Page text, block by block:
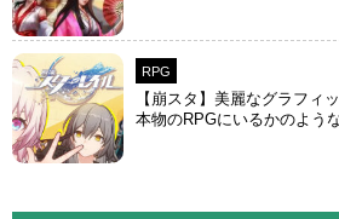
RPG
【崩スタ】美麗なグラフィ
本物のRPGにいるかのよう